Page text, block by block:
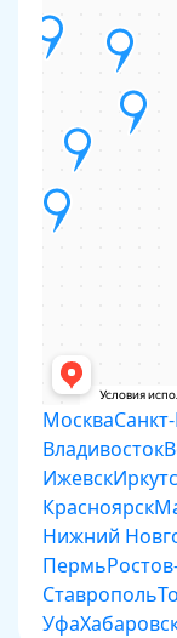
Москва
Владивосток
Ижевск
Красноярск
Нижний
Пермь
Ставрополь
Уфа